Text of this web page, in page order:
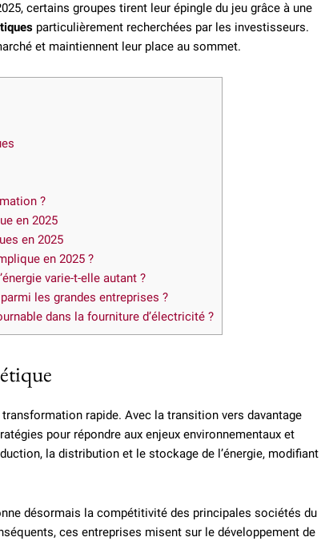
certains groupes tirent leur épingle du jeu grâce à une
particulièrement recherchées par les investisseurs.
et maintiennent leur place au sommet.
?
en 2025
en 2025
en 2025 ?
varie-t-elle autant ?
les grandes entreprises ?
dans la fourniture d’électricité ?
rapide. Avec la transition vers davantage
pour répondre aux enjeux environnementaux et
la distribution et le stockage de l’énergie, modifiant
désormais la compétitivité des principales sociétés du
ces entreprises misent sur le développement de